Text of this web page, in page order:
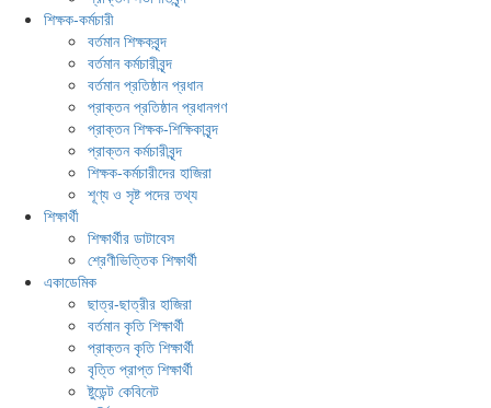
শিক্ষক-কর্মচারী
বর্তমান শিক্ষকবৃন্দ
বর্তমান কর্মচারীবৃন্দ
বর্তমান প্রতিষ্ঠান প্রধান
প্রাক্তন প্রতিষ্ঠান প্রধানগণ
প্রাক্তন শিক্ষক-শিক্ষিকাবৃন্দ
প্রাক্তন কর্মচারীবৃন্দ
শিক্ষক-কর্মচারীদের হাজিরা
শূণ্য ও সৃষ্ট পদের তথ্য
শিক্ষার্থী
শিক্ষার্থীর ডাটাবেস
শ্রেণীভিত্তিক শিক্ষার্থী
একাডেমিক
ছাত্র-ছাত্রীর হাজিরা
বর্তমান কৃতি শিক্ষার্থী
প্রাক্তন কৃতি শিক্ষার্থী
বৃত্তি প্রাপ্ত শিক্ষার্থী
ষ্টুডেন্ট কেবিনেট